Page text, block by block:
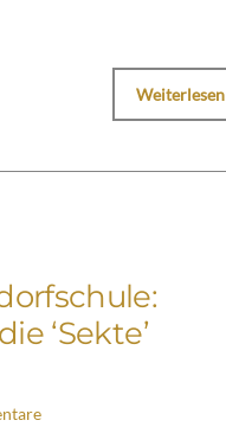
Weiterlesen
‘Sekte’